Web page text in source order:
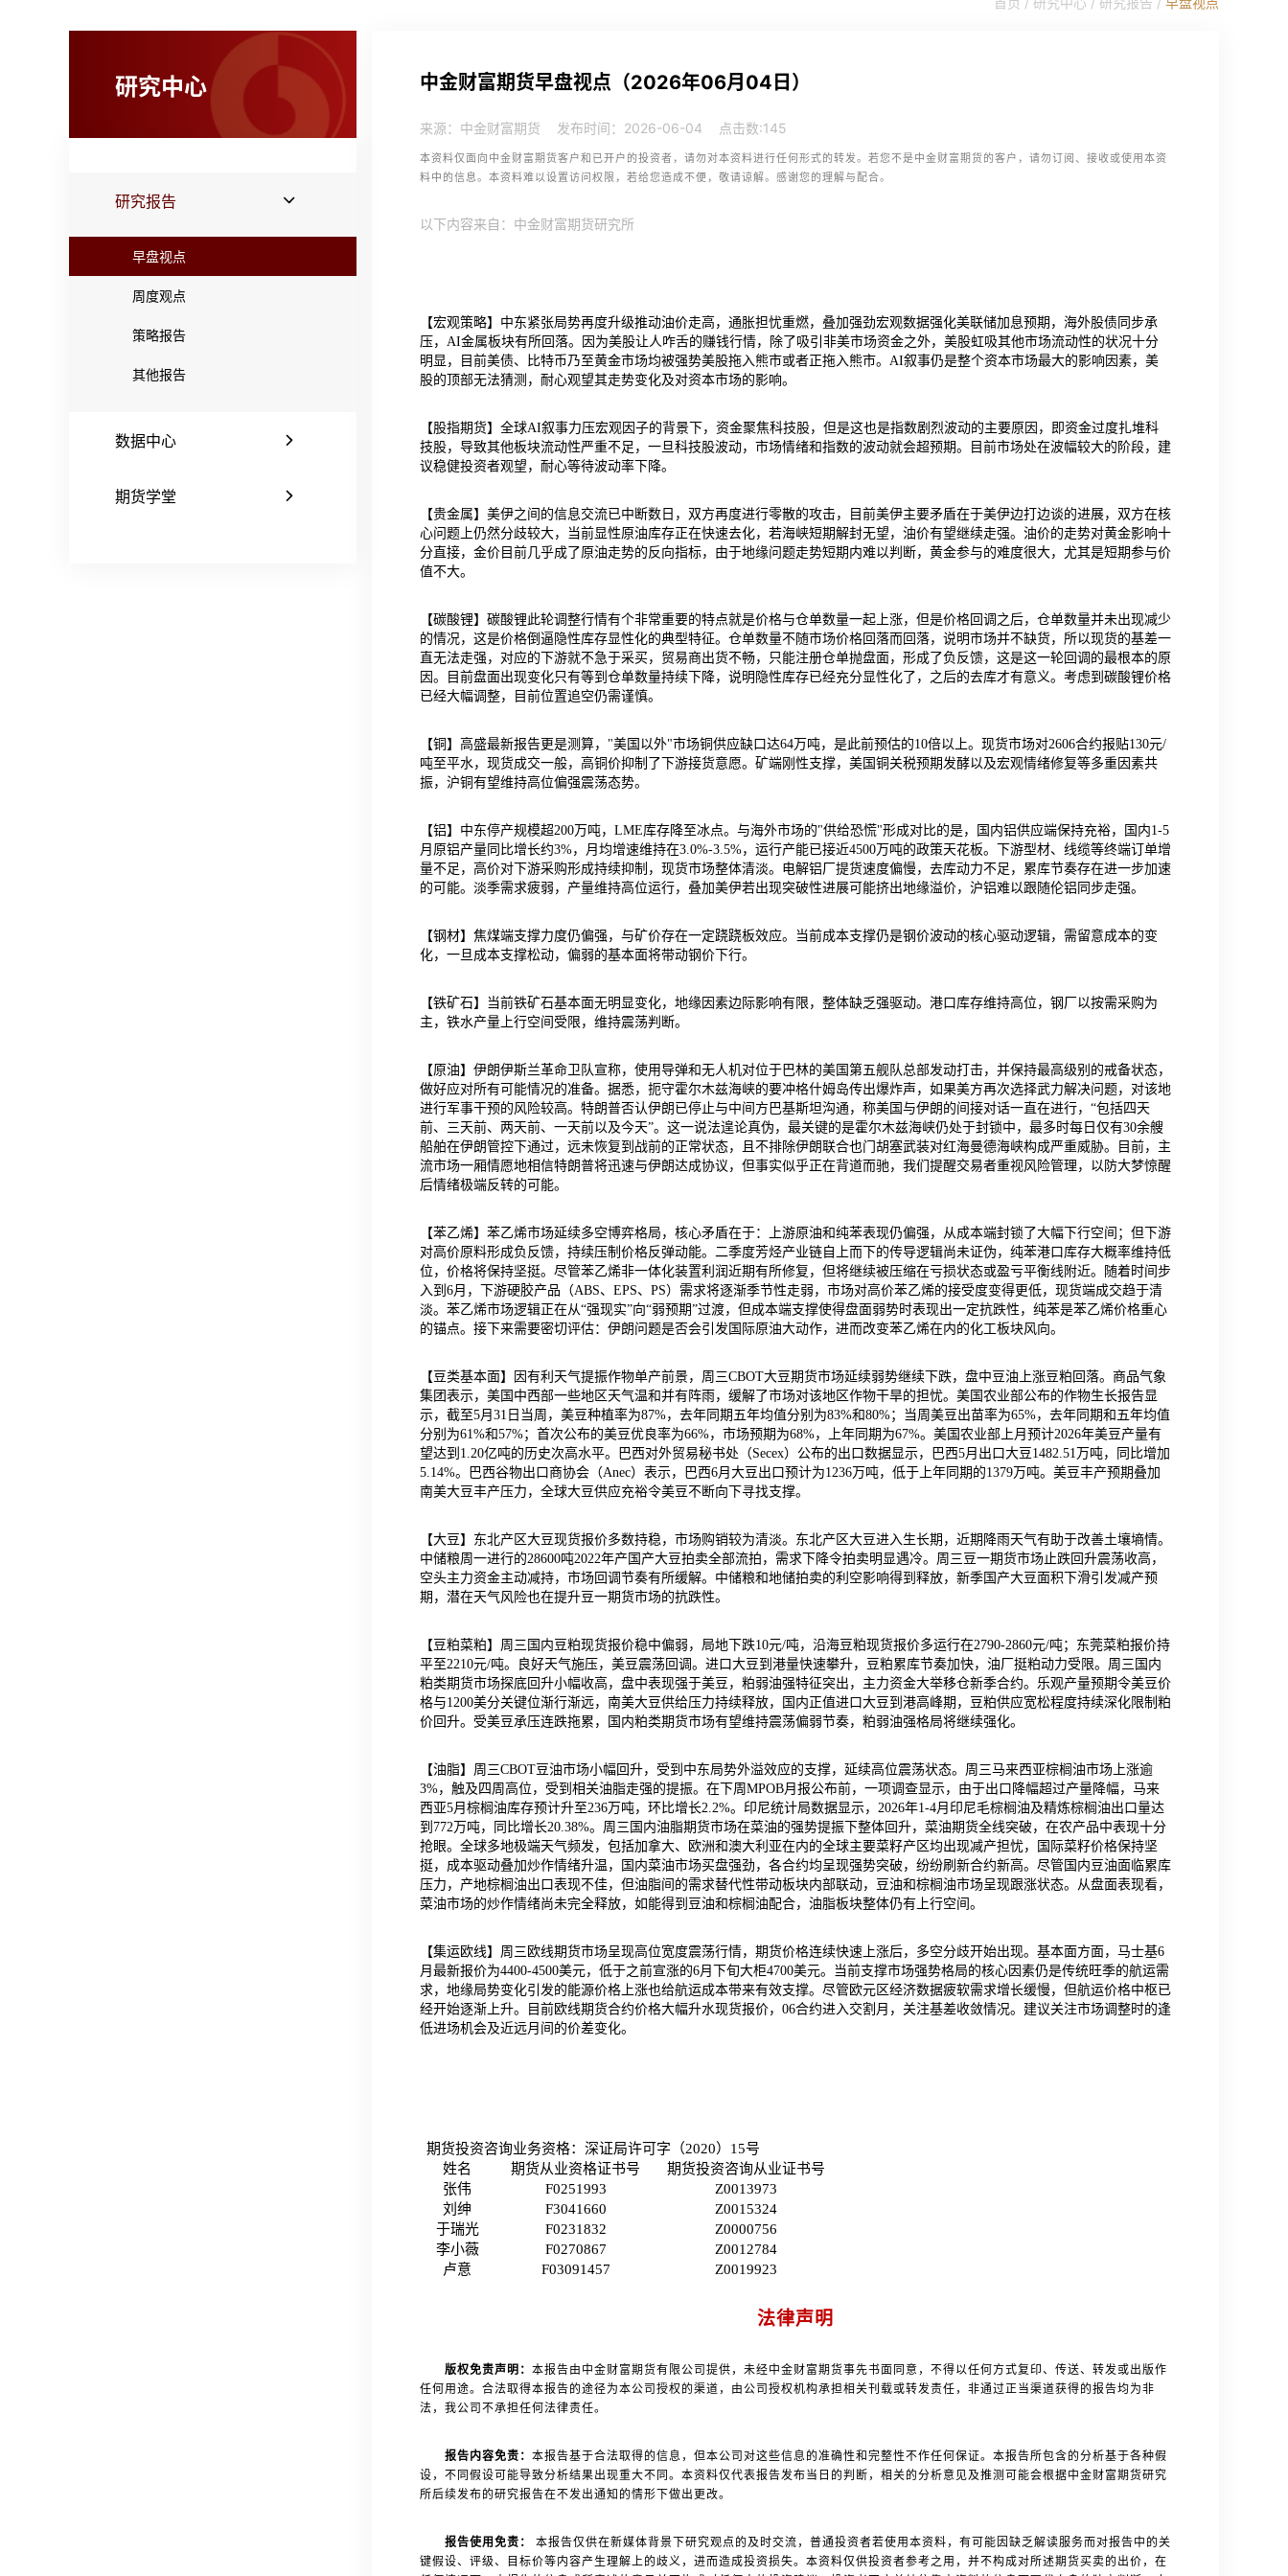
研究中心
研究报告
早盘视点
周度观点
策略报告
其他报告
数据中心
期货学堂
中金财富期货早盘视点（2026年06月04日）
来源：中金财富期货 发布时间：2026-06-04 点击数:145
本资料仅面向中金财富期货客户和已开户的投资者，请勿对本资料进行任何形式的转发。若您不是中金财富期货的客户，请勿订阅、接收或使用本资
料中的信息。本资料难以设置访问权限，若给您造成不便，敬请谅解。感谢您的理解与配合。
以下内容来自：中金财富期货研究所
【宏观策略】中东紧张局势再度升级推动油价走高，通胀担忧重燃，叠加强劲宏观数据强化美联储加息预期，海外股债同步承
压，AI金属板块有所回落。因为美股让人咋舌的赚钱行情，除了吸引非美市场资金之外，美股虹吸其他市场流动性的状况十分
明显，目前美债、比特币乃至黄金市场均被强势美股拖入熊市或者正拖入熊市。AI叙事仍是整个资本市场最大的影响因素，美
股的顶部无法猜测，耐心观望其走势变化及对资本市场的影响。
【股指期货】全球AI叙事力压宏观因子的背景下，资金聚焦科技股，但是这也是指数剧烈波动的主要原因，即资金过度扎堆科
技股，导致其他板块流动性严重不足，一旦科技股波动，市场情绪和指数的波动就会超预期。目前市场处在波幅较大的阶段，建
议稳健投资者观望，耐心等待波动率下降。
【贵金属】美伊之间的信息交流已中断数日，双方再度进行零散的攻击，目前美伊主要矛盾在于美伊边打边谈的进展，双方在核
心问题上仍然分歧较大，当前显性原油库存正在快速去化，若海峡短期解封无望，油价有望继续走强。油价的走势对黄金影响十
分直接，金价目前几乎成了原油走势的反向指标，由于地缘问题走势短期内难以判断，黄金参与的难度很大，尤其是短期参与价
值不大。
【碳酸锂】碳酸锂此轮调整行情有个非常重要的特点就是价格与仓单数量一起上涨，但是价格回调之后，仓单数量并未出现减少
的情况，这是价格倒逼隐性库存显性化的典型特征。仓单数量不随市场价格回落而回落，说明市场并不缺货，所以现货的基差一
直无法走强，对应的下游就不急于采买，贸易商出货不畅，只能注册仓单抛盘面，形成了负反馈，这是这一轮回调的最根本的原
因。目前盘面出现变化只有等到仓单数量持续下降，说明隐性库存已经充分显性化了，之后的去库才有意义。考虑到碳酸锂价格
已经大幅调整，目前位置追空仍需谨慎。
【铜】高盛最新报告更是测算，"美国以外"市场铜供应缺口达64万吨，是此前预估的10倍以上。现货市场对2606合约报贴130元/
吨至平水，现货成交一般，高铜价抑制了下游接货意愿。矿端刚性支撑，美国铜关税预期发酵以及宏观情绪修复等多重因素共
振，沪铜有望维持高位偏强震荡态势。
【铝】中东停产规模超200万吨，LME库存降至冰点。与海外市场的"供给恐慌"形成对比的是，国内铝供应端保持充裕，国内1-5
月原铝产量同比增长约3%，月均增速维持在3.0%-3.5%，运行产能已接近4500万吨的政策天花板。下游型材、线缆等终端订单增
量不足，高价对下游采购形成持续抑制，现货市场整体清淡。电解铝厂提货速度偏慢，去库动力不足，累库节奏存在进一步加速
的可能。淡季需求疲弱，产量维持高位运行，叠加美伊若出现突破性进展可能挤出地缘溢价，沪铝难以跟随伦铝同步走强。
【钢材】焦煤端支撑力度仍偏强，与矿价存在一定跷跷板效应。当前成本支撑仍是钢价波动的核心驱动逻辑，需留意成本的变
化，一旦成本支撑松动，偏弱的基本面将带动钢价下行。
【铁矿石】当前铁矿石基本面无明显变化，地缘因素边际影响有限，整体缺乏强驱动。港口库存维持高位，钢厂以按需采购为
主，铁水产量上行空间受限，维持震荡判断。
【原油】伊朗伊斯兰革命卫队宣称，使用导弹和无人机对位于巴林的美国第五舰队总部发动打击，并保持最高级别的戒备状态，
做好应对所有可能情况的准备。据悉，扼守霍尔木兹海峡的要冲格什姆岛传出爆炸声，如果美方再次选择武力解决问题，对该地
进行军事干预的风险较高。特朗普否认伊朗已停止与中间方巴基斯坦沟通，称美国与伊朗的间接对话一直在进行，“包括四天
前、三天前、两天前、一天前以及今天”。这一说法遑论真伪，最关键的是霍尔木兹海峡仍处于封锁中，最多时每日仅有30余艘
船舶在伊朗管控下通过，远未恢复到战前的正常状态，且不排除伊朗联合也门胡塞武装对红海曼德海峡构成严重威胁。目前，主
流市场一厢情愿地相信特朗普将迅速与伊朗达成协议，但事实似乎正在背道而驰，我们提醒交易者重视风险管理，以防大梦惊醒
后情绪极端反转的可能。
【苯乙烯】苯乙烯市场延续多空博弈格局，核心矛盾在于：上游原油和纯苯表现仍偏强，从成本端封锁了大幅下行空间；但下游
对高价原料形成负反馈，持续压制价格反弹动能。二季度芳烃产业链自上而下的传导逻辑尚未证伪，纯苯港口库存大概率维持低
位，价格将保持坚挺。尽管苯乙烯非一体化装置利润近期有所修复，但将继续被压缩在亏损状态或盈亏平衡线附近。随着时间步
入到6月，下游硬胶产品（ABS、EPS、PS）需求将逐渐季节性走弱，市场对高价苯乙烯的接受度变得更低，现货端成交趋于清
淡。苯乙烯市场逻辑正在从“强现实”向“弱预期”过渡，但成本端支撑使得盘面弱势时表现出一定抗跌性，纯苯是苯乙烯价格重心
的锚点。接下来需要密切评估：伊朗问题是否会引发国际原油大动作，进而改变苯乙烯在内的化工板块风向。
【豆类基本面】因有利天气提振作物单产前景，周三CBOT大豆期货市场延续弱势继续下跌，盘中豆油上涨豆粕回落。商品气象
集团表示，美国中西部一些地区天气温和并有阵雨，缓解了市场对该地区作物干旱的担忧。美国农业部公布的作物生长报告显
示，截至5月31日当周，美豆种植率为87%，去年同期五年均值分别为83%和80%；当周美豆出苗率为65%，去年同期和五年均值
分别为61%和57%；首次公布的美豆优良率为66%，市场预期为68%，上年同期为67%。美国农业部上月预计2026年美豆产量有
望达到1.20亿吨的历史次高水平。巴西对外贸易秘书处（Secex）公布的出口数据显示，巴西5月出口大豆1482.51万吨，同比增加
5.14%。巴西谷物出口商协会（Anec）表示，巴西6月大豆出口预计为1236万吨，低于上年同期的1379万吨。美豆丰产预期叠加
南美大豆丰产压力，全球大豆供应充裕令美豆不断向下寻找支撑。
【大豆】东北产区大豆现货报价多数持稳，市场购销较为清淡。东北产区大豆进入生长期，近期降雨天气有助于改善土壤墒情。
中储粮周一进行的28600吨2022年产国产大豆拍卖全部流拍，需求下降令拍卖明显遇冷。周三豆一期货市场止跌回升震荡收高，
空头主力资金主动减持，市场回调节奏有所缓解。中储粮和地储拍卖的利空影响得到释放，新季国产大豆面积下滑引发减产预
期，潜在天气风险也在提升豆一期货市场的抗跌性。
【豆粕菜粕】周三国内豆粕现货报价稳中偏弱，局地下跌10元/吨，沿海豆粕现货报价多运行在2790-2860元/吨；东莞菜粕报价持
平至2210元/吨。良好天气施压，美豆震荡回调。进口大豆到港量快速攀升，豆粕累库节奏加快，油厂挺粕动力受限。周三国内
粕类期货市场探底回升小幅收高，盘中表现强于美豆，粕弱油强特征突出，主力资金大举移仓新季合约。乐观产量预期令美豆价
格与1200美分关键位渐行渐远，南美大豆供给压力持续释放，国内正值进口大豆到港高峰期，豆粕供应宽松程度持续深化限制粕
价回升。受美豆承压连跌拖累，国内粕类期货市场有望维持震荡偏弱节奏，粕弱油强格局将继续强化。
【油脂】周三CBOT豆油市场小幅回升，受到中东局势外溢效应的支撑，延续高位震荡状态。周三马来西亚棕榈油市场上涨逾
3%，触及四周高位，受到相关油脂走强的提振。在下周MPOB月报公布前，一项调查显示，由于出口降幅超过产量降幅，马来
西亚5月棕榈油库存预计升至236万吨，环比增长2.2%。印尼统计局数据显示，2026年1-4月印尼毛棕榈油及精炼棕榈油出口量达
到772万吨，同比增长20.38%。周三国内油脂期货市场在菜油的强势提振下整体回升，菜油期货全线突破，在农产品中表现十分
抢眼。全球多地极端天气频发，包括加拿大、欧洲和澳大利亚在内的全球主要菜籽产区均出现减产担忧，国际菜籽价格保持坚
挺，成本驱动叠加炒作情绪升温，国内菜油市场买盘强劲，各合约均呈现强势突破，纷纷刷新合约新高。尽管国内豆油面临累库
压力，产地棕榈油出口表现不佳，但油脂间的需求替代性带动板块内部联动，豆油和棕榈油市场呈现跟涨状态。从盘面表现看，
菜油市场的炒作情绪尚未完全释放，如能得到豆油和棕榈油配合，油脂板块整体仍有上行空间。
【集运欧线】周三欧线期货市场呈现高位宽度震荡行情，期货价格连续快速上涨后，多空分歧开始出现。基本面方面，马士基6
月最新报价为4400-4500美元，低于之前宣涨的6月下旬大柜4700美元。当前支撑市场强势格局的核心因素仍是传统旺季的航运需
求，地缘局势变化引发的能源价格上涨也给航运成本带来有效支撑。尽管欧元区经济数据疲软需求增长缓慢，但航运价格中枢已
经开始逐渐上升。目前欧线期货合约价格大幅升水现货报价，06合约进入交割月，关注基差收敛情况。建议关注市场调整时的逢
低进场机会及近远月间的价差变化。
期货投资咨询业务资格：深证局许可字（2020）15号
姓名
期货从业资格证书号
期货投资咨询从业证书号
张伟
F0251993
Z0013973
刘绅
F3041660
Z0015324
于瑞光
F0231832
Z0000756
李小薇
F0270867
Z0012784
卢意
F03091457 Z0019923
法律声明
版权免责声明： 本报告由中金财富期货有限公司提供，未经中金财富期货事先书面同意，不得以任何方式复印、传送、转发或出版作
任何用途。合法取得本报告的途径为本公司授权的渠道，由公司授权机构承担相关刊载或转发责任，非通过正当渠道获得的报告均为非
法，我公司不承担任何法律责任。
报告内容免责： 本报告基于合法取得的信息，但本公司对这些信息的准确性和完整性不作任何保证。本报告所包含的分析基于各种假
设，不同假设可能导致分析结果出现重大不同。本资料仅代表报告发布当日的判断，相关的分析意见及推测可能会根据中金财富期货研究
所后续发布的研究报告在不发出通知的情形下做出更改。
报告使用免责：
本报告仅供在新媒体背景下研究观点的及时交流，普通投资者若使用本资料，有可能因缺乏解读服务而对报告中的关
键假设、评级、目标价等内容产生理解上的歧义，进而造成投资损失。本资料仅供投资者参考之用，并不构成对所述期货买卖的出价，在